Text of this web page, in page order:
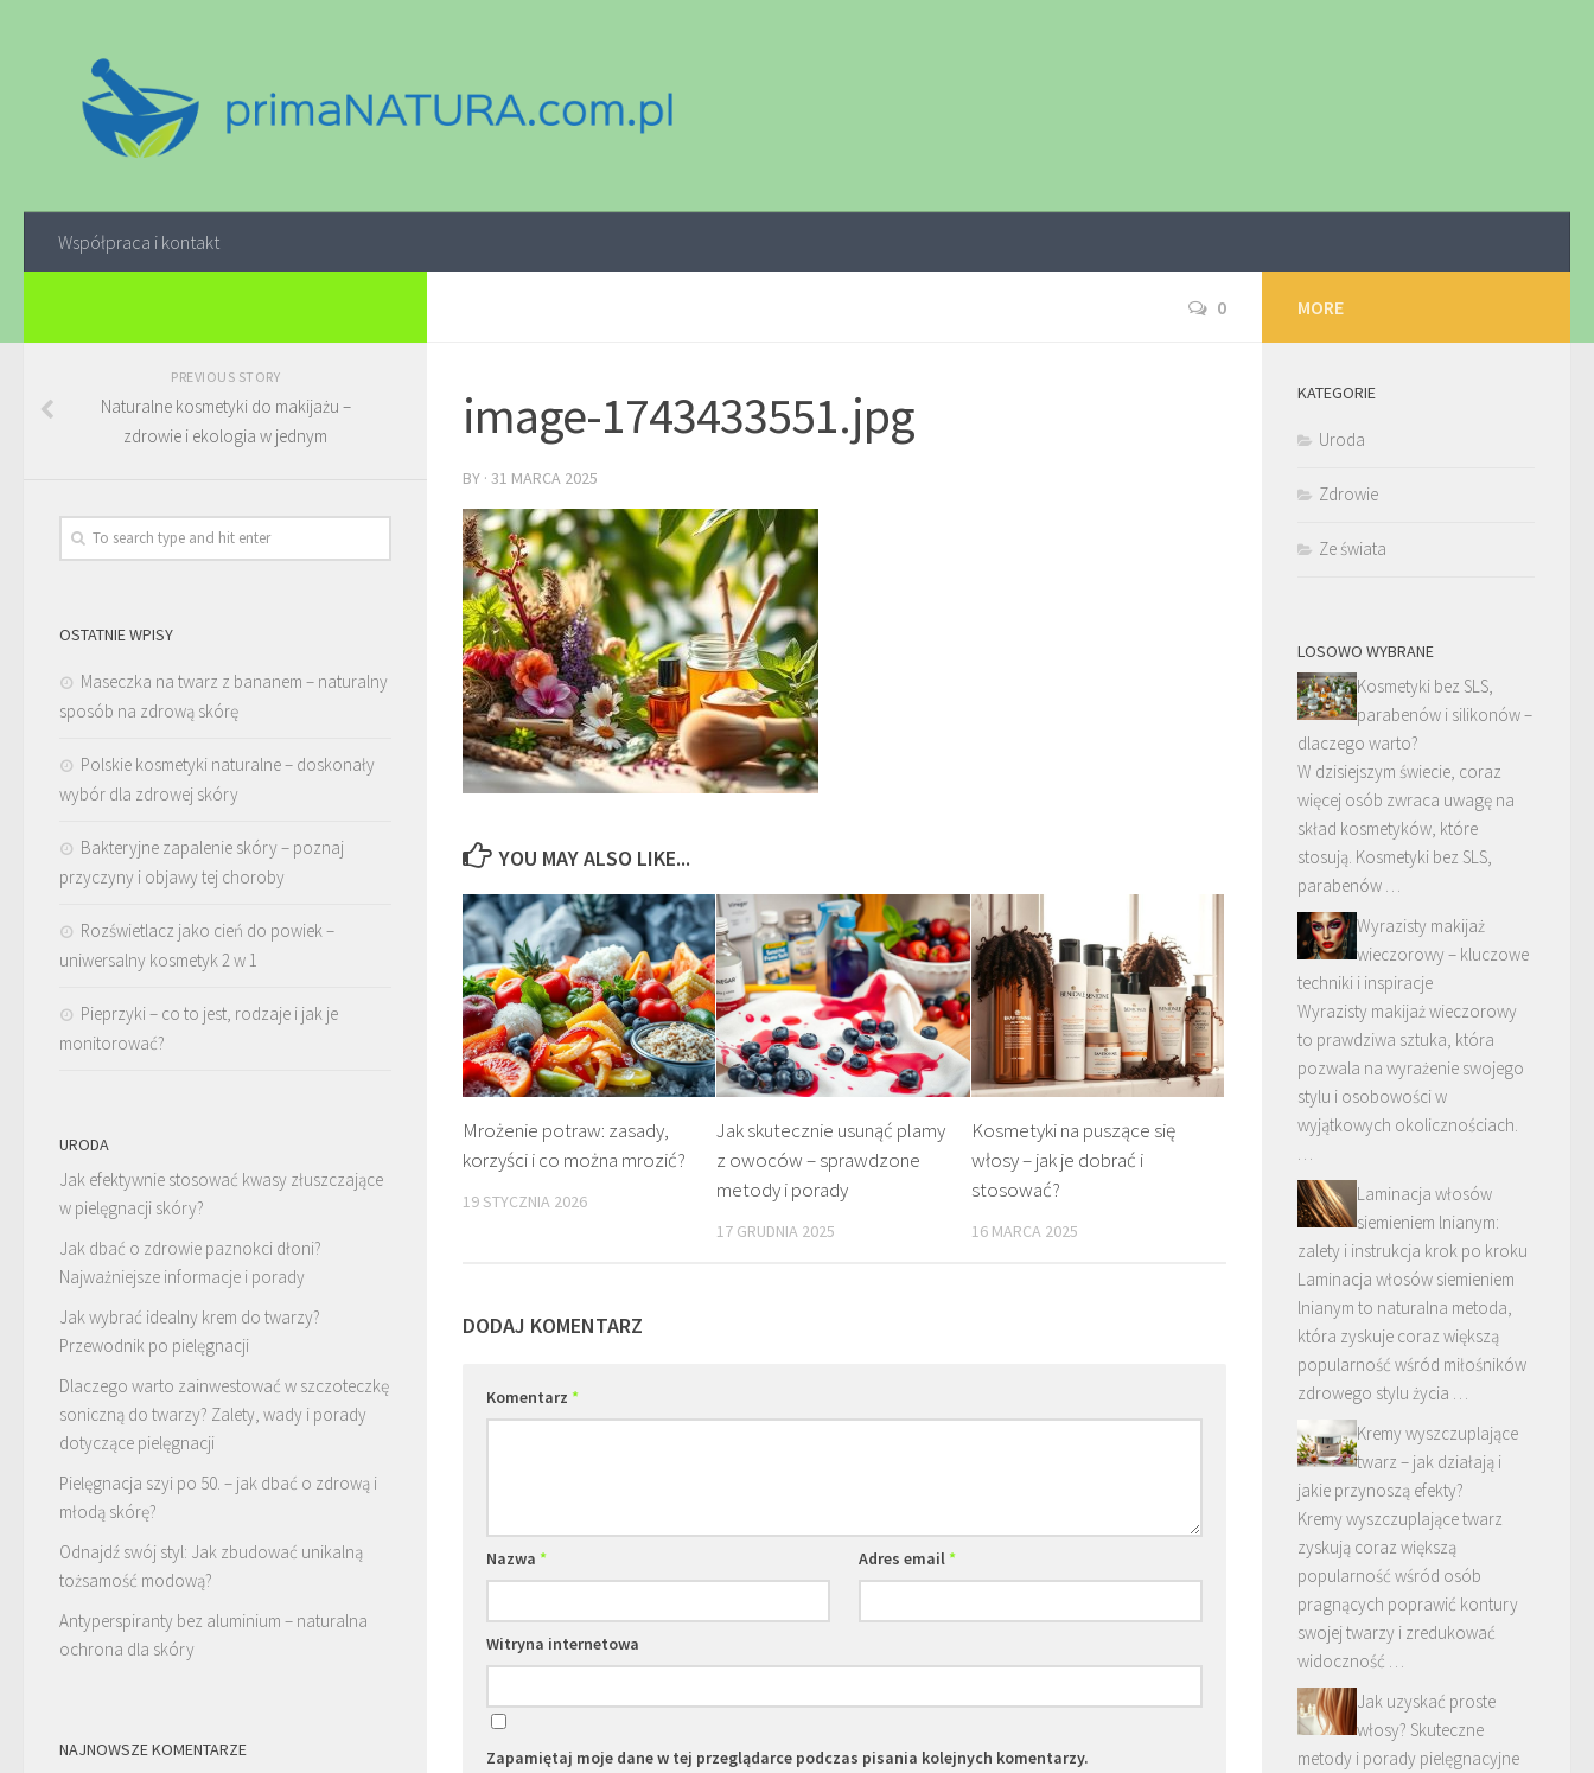
Współpraca i kontakt
0
image-1743433551.jpg
BY · 31 MARCA 2025
YOU MAY ALSO LIKE...
Mrożenie potraw: zasady,
korzyści i co można mrozić?
19 STYCZNIA 2026
Jak skutecznie usunąć plamy
z owoców – sprawdzone
metody i porady
17 GRUDNIA 2025
Kosmetyki na puszące się
włosy – jak je dobrać i
stosować?
16 MARCA 2025
DODAJ KOMENTARZ
Komentarz *
Nazwa * Adres email*
Witryna internetowa
Zapamiętaj moje dane w tej przeglądarce podczas pisania kolejnych komentarzy.
PREVIOUS STORY
Naturalne kosmetyki do makijażu –
zdrowie i ekologia w jednym
OSTATNIE WPISY
Maseczka na twarz z bananem – naturalny
sposób na zdrową skórę
Polskie kosmetyki naturalne – doskonały
wybór dla zdrowej skóry
Bakteryjne zapalenie skóry – poznaj
przyczyny i objawy tej choroby
Rozświetlacz jako cień do powiek –
uniwersalny kosmetyk 2 w 1
Pieprzyki – co to jest, rodzaje i jak je
monitorować?
URODA
Jak efektywnie stosować kwasy złuszczające
w pielęgnacji skóry?
Jak dbać o zdrowie paznokci dłoni?
Najważniejsze informacje i porady
Jak wybrać idealny krem do twarzy?
Przewodnik po pielęgnacji
Dlaczego warto zainwestować w szczoteczkę
soniczną do twarzy? Zalety, wady i porady
dotyczące pielęgnacji
Pielęgnacja szyi po 50. – jak dbać o zdrową i
młodą skórę?
Odnajdź swój styl: Jak zbudować unikalną
tożsamość modową?
Antyperspiranty bez aluminium – naturalna
ochrona dla skóry
NAJNOWSZE KOMENTARZE
MORE
KATEGORIE
Uroda
Zdrowie
Ze świata
LOSOWO WYBRANE
Kosmetyki bez SLS,
parabenów i silikonów –
dlaczego warto?
W dzisiejszym świecie, coraz
więcej osób zwraca uwagę na
skład kosmetyków, które
stosują. Kosmetyki bez SLS,
parabenów …
Wyrazisty makijaż
wieczorowy – kluczowe
techniki i inspiracje
Wyrazisty makijaż wieczorowy
to prawdziwa sztuka, która
pozwala na wyrażenie swojego
stylu i osobowości w
wyjątkowych okolicznościach.
…
Laminacja włosów
siemieniem lnianym:
zalety i instrukcja krok po kroku
Laminacja włosów siemieniem
lnianym to naturalna metoda,
która zyskuje coraz większą
popularność wśród miłośników
zdrowego stylu życia …
Kremy wyszczuplające
twarz – jak działają i
jakie przynoszą efekty?
Kremy wyszczuplające twarz
zyskują coraz większą
popularność wśród osób
pragnących poprawić kontury
swojej twarzy i zredukować
widoczność …
Jak uzyskać proste
włosy? Skuteczne
metody i porady pielęgnacyjne